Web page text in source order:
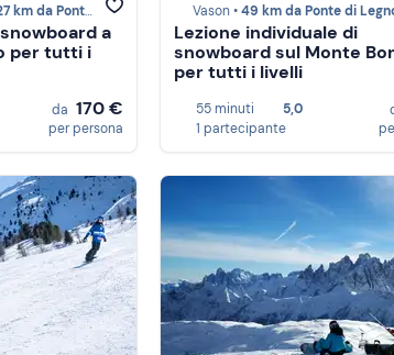
km da Ponte di Legno
a
per tutti i
da 170 €
per persona
Vason •49 km da Ponte di
Lezione individuale di
snowboard sul Monte
per tutti i livelli
55 minuti
5,0
1 partecipante